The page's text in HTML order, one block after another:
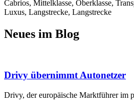
Cabrios, Mittelklasse, Oberklasse,
Luxus, Langstrecke, Langstrecke
Neues im Blog
Drivy übernimmt Autonetzer
Drivy, der europäische Marktführer im